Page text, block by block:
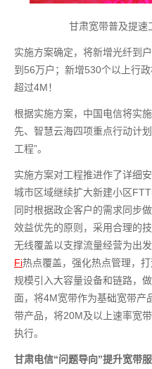
甘肃宽带普及提速
实施方案确定，将新增光纤到
到56万户；新增530个以上行
超过4M！
根据实施方案，中国电信将实
先、智慧云海四项重点行动计
工程”。
实施方案对工程推进作了详细
城市区域继续扩大新建小区
同时根据政企客户的需求同步
效益优先的原则，采用合理的
无线覆盖以支撑流量经营为出
Fi热点覆盖，强化热点管理，
规模引入大容量设备和链路，
面，将4M宽带作为基础宽带产
带产品，将20M及以上速率宽
执行。
甘肃电信“问题导向”提升宽带